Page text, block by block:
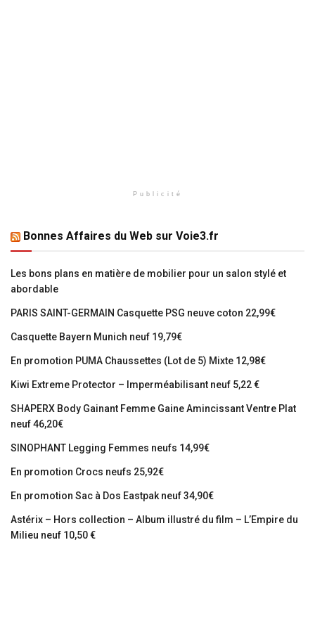
Publicité
Bonnes Affaires du Web sur Voie3.fr
Les bons plans en matière de mobilier pour un salon stylé et
abordable
PARIS SAINT-GERMAIN Casquette PSG neuve coton 22,99€
Casquette Bayern Munich neuf 19,79€
En promotion PUMA Chaussettes (Lot de 5) Mixte 12,98€
Kiwi Extreme Protector – Imperméabilisant neuf 5,22 €
SHAPERX Body Gainant Femme Gaine Amincissant Ventre Plat
neuf 46,20€
SINOPHANT Legging Femmes neufs 14,99€
En promotion Crocs neufs 25,92€
En promotion Sac à Dos Eastpak neuf 34,90€
Astérix – Hors collection – Album illustré du film – L’Empire du
Milieu neuf 10,50 €